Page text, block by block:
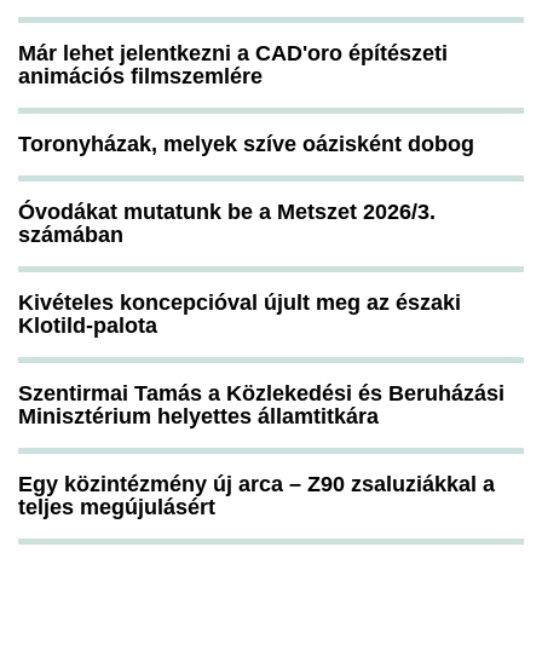
Már lehet jelentkezni a CAD'oro építészeti
animációs filmszemlére
Toronyházak, melyek szíve oázisként dobog
Óvodákat mutatunk be a Metszet 2026/3.
számában
Kivételes koncepcióval újult meg az északi
Klotild-palota
Szentirmai Tamás a Közlekedési és Beruházási
Minisztérium helyettes államtitkára
Egy közintézmény új arca – Z90 zsaluziákkal a
teljes megújulásért